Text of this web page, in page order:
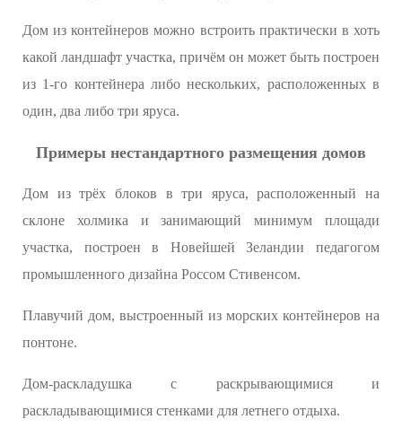
Дом из контейнеров можно встроить практически в хоть
какой ландшафт участка, причём он может быть построен
из 1-го контейнера либо нескольких, расположенных в
один, два либо три яруса.
Примеры нестандартного размещения домов
Дом из трёх блоков в три яруса, расположенный на
склоне холмика и занимающий минимум площади
участка, построен в Новейшей Зеландии педагогом
промышленного дизайна Россом Стивенсом.
Плавучий дом, выстроенный из морских контейнеров на
понтоне.
Дом-раскладушка с раскрывающимися и
раскладывающимися стенками для летнего отдыха.